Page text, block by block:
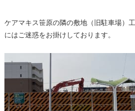
ケアマキス笹原の隣の敷地（旧駐車場）
にはご迷惑をお掛けしております。